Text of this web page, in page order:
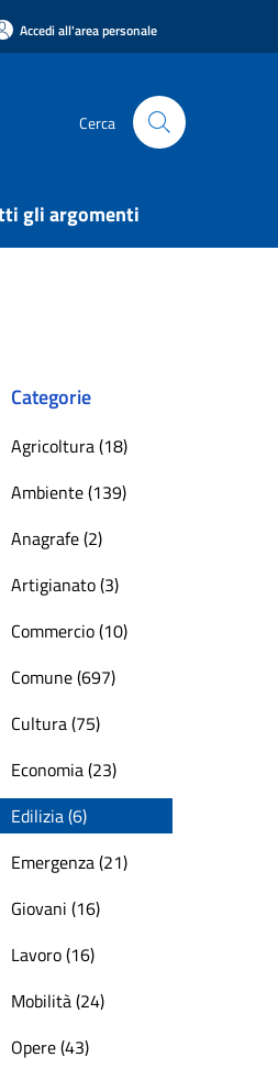
Accedi all'area personale
Cerca
gli argomenti
Categorie
Agricoltura (18)
Ambiente (139)
Anagrafe (2)
Artigianato (3)
Commercio (10)
Comune (697)
Cultura (75)
Economia (23)
Edilizia (6)
Emergenza (21)
Giovani (16)
Lavoro (16)
Mobilità (24)
Opere (43)